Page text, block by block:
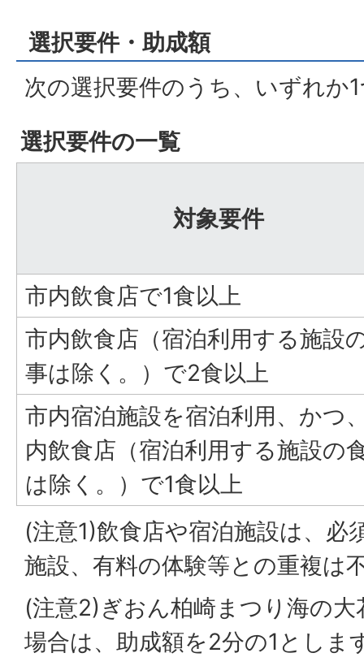
選択要件・助成額
次の選択要件のうち、いずれか
選択要件の一覧
対象要件
市内飲食店で1食以上
市内飲食店（宿泊利用する施設
事は除く。）で2食以上
市内宿泊施設を宿泊利用、かつ
内飲食店（宿泊利用する施設の
は除く。）で1食以上
(注意1)飲食店や宿泊施設は、必
施設、有料の体験等との重複は
(注意2)ぎおん柏崎まつり海の
場合は、助成額を2分の1としま